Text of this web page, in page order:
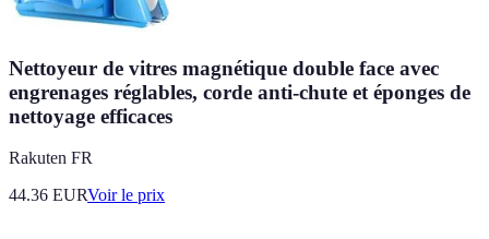
Nettoyeur de vitres magnétique double face avec
engrenages réglables, corde anti-chute et éponges de
nettoyage efficaces
Rakuten FR
44.36 EURVoir le prix